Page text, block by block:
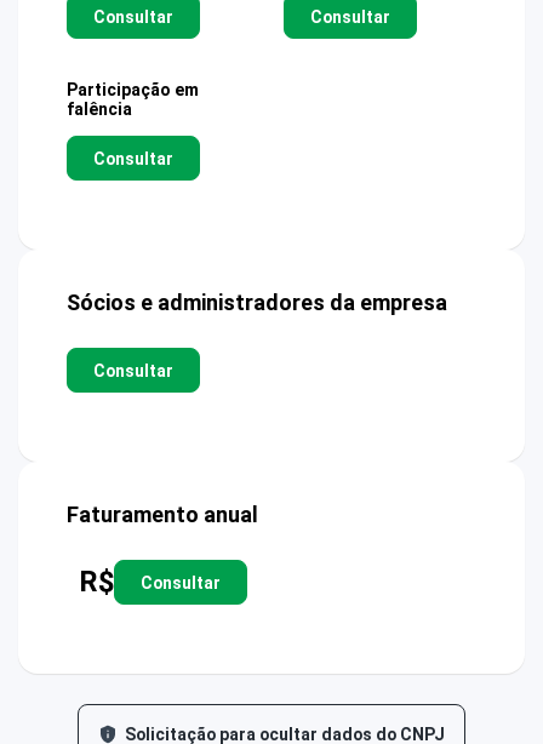
Consultar Consultar
Participação em
falência
Consultar
Sócios e administradores da empresa
Consultar
Faturamento anual
R$ Consultar
Solicitação para ocultar dados do CNPJ